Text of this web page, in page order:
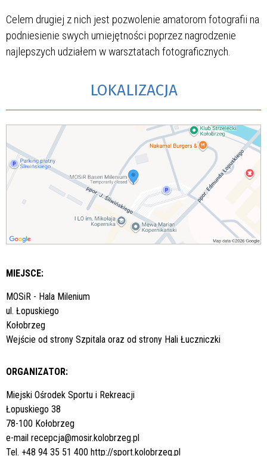
Celem drugiej z nich jest pozwolenie amatorom fotografii na
podniesienie swych umiejętności poprzez nagrodzenie
najlepszych udziałem w warsztatach fotograficznych.
LOKALIZACJA
MIEJSCE:
MOSiR - Hala Milenium
ul. Łopuskiego
Kołobrzeg
Wejście od strony Szpitala oraz od strony Hali Łuczniczki
ORGANIZATOR:
Miejski Ośrodek Sportu i Rekreacji
Łopuskiego 38
78-100 Kołobrzeg
e-mail recepcja@mosir.kolobrzeg.pl
Tel. +48 94 35 51 400 http://sport.kolobrzeg.pl